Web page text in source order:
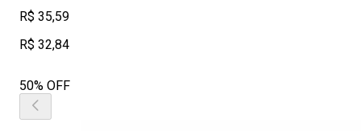
R$ 35,59
R$ 32,84
50% OFF